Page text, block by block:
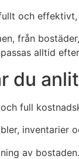
och
från
alltid
du
full
inventarier
av bostaden.